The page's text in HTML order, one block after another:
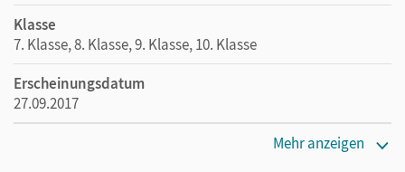
Klasse
7. Klasse, 8. Klasse, 9. Klasse, 10. Klasse
Erscheinungsdatum
27.09.2017
Mehr anzeigen